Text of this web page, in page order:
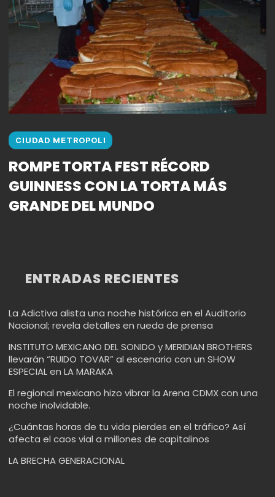
CIUDAD METROPOLI
ROMPE TORTA FEST RÉCORD
GUINNESS CON LA TORTA MÁS
GRANDE DEL MUNDO
ENTRADAS RECIENTES
La Adictiva alista una noche histórica en el Auditorio
Nacional; revela detalles en rueda de prensa
INSTITUTO MEXICANO DEL SONIDO y MERIDIAN BROTHERS
llevarán “RUIDO TOVAR” al escenario con un SHOW
ESPECIAL en LA MARAKA
El regional mexicano hizo vibrar la Arena CDMX con una
noche inolvidable.
¿Cuántas horas de tu vida pierdes en el tráfico? Así
afecta el caos vial a millones de capitalinos
LA BRECHA GENERACIONAL